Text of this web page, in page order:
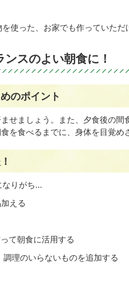
使った、お家でも作っていただ
スのよい朝食に！
のポイント
せましょう。また、夕食後の間
を食べるまでに、身体を目覚め
なりがち…
える
て朝食に活用する
理のいらないものを追加する